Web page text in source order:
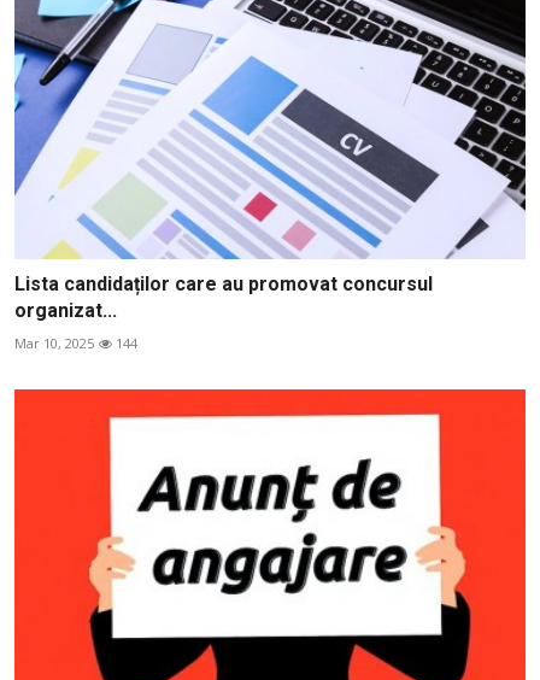
Lista candidaților care au promovat concursul
organizat...
Mar 10, 2025 144